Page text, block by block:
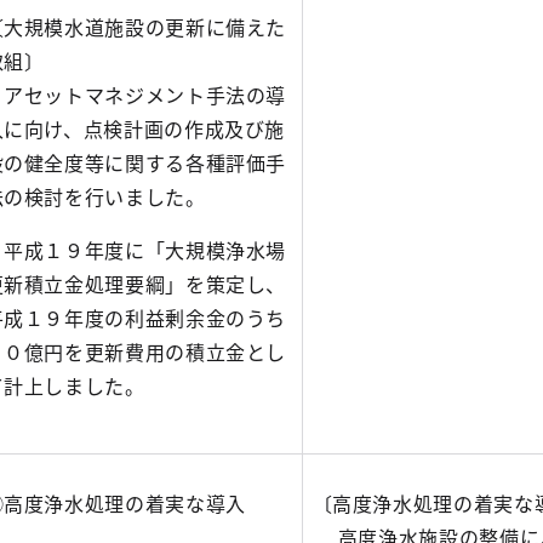
規模水道施設の更新に備えた
〕
セットマネジメント手法の導
向け、点検計画の作成及び施
健全度等に関する各種評価手
検討を行いました。
成１９年度に「大規模浄水場
積立金処理要綱」を策定し、
１９年度の利益剰余金のうち
億円を更新費用の積立金とし
上しました。
度浄水処理の着実な導入
〔高度浄水処理の着実な
高度浄水施設の整備に